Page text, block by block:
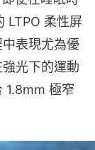
LTPO 柔性屏
表現尤為優
光下的運動
1.8mm 極窄